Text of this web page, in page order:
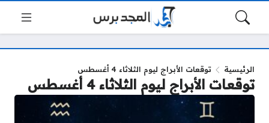
الرئيسية توقعات الأبراج ليوم الثلاثاء 4 أغسطس
توقعات الأبراج ليوم الثلاثاء 4 أغسطس